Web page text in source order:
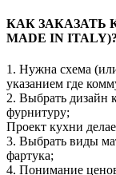
КАК
MADE IN ITALY)?
1. Нужна схема
указанием где
2. Выбрать дизайн
фурнитуру;
Проект кухни
3. Выбрать виды
фартука;
4. Понимание